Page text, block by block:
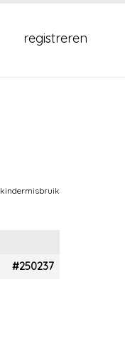
registreren
kindermisbruik
#250237